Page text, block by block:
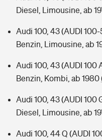
Diesel, Limousine, ab
Audi 100, 43 (AUDI 100-
Benzin, Limousine, ab
Audi 100, 43 (AUDI 100
Benzin, Kombi, ab 1980
Audi 100, 43 (AUDI 100
Diesel, Limousine, ab
Audi 100, 44 Q (AUDI